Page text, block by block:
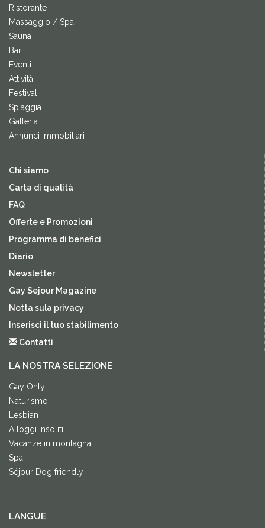
Ristorante
Massaggio / Spa
Sauna
Bar
Eventi
Attività
Festival
Spiaggia
Galleria
Annunci immobiliari
Chi siamo
Carta di qualità
FAQ
Offerte e Promozioni
Programma di benefici
Diario
Newsletter
Gay Sejour Magazine
Notta sula privacy
Inserisci il tuo stabilimento
Contatti
LA NOSTRA SELEZIONE
Gay Only
Naturismo
Lesbian
Alloggi insoliti
Vacanze in montagna
Spa
Séjour Dog friendly
LANGUE